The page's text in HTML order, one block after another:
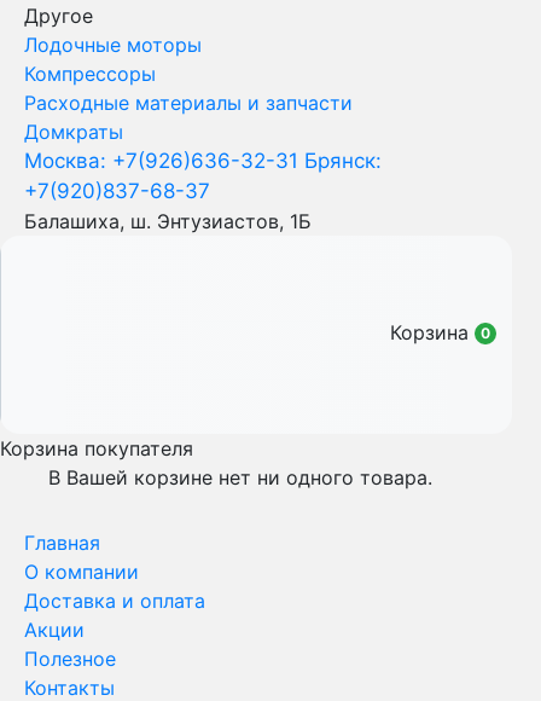
Другое
Лодочные моторы
Компрессоры
Расходные материалы и запчасти
Домкраты
Москва: +7(926)636-32-31 Брянск:
+7(920)837-68-37
Балашиха, ш. Энтузиастов, 1Б
Корзина 0
Корзина покупателя
В Вашей корзине нет ни одного товара.
Главная
О компании
Доставка и оплата
Акции
Полезное
Контакты